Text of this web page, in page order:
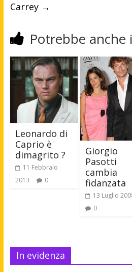
Carrey →
Potrebbe anche
Leonardo di
Caprio è
dimagrito ?
11 Febbraio
2013
0
Giorgio
Pasotti
cambia
fidanzata
13 Luglio
0
In evidenza